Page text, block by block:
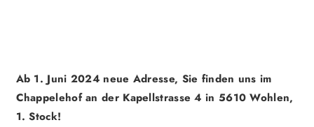
Ab 1. Juni 2024 neue Adresse, Sie finden uns im
Chappelehof an der Kapellstrasse 4 in 5610 Wohlen,
1. Stock!